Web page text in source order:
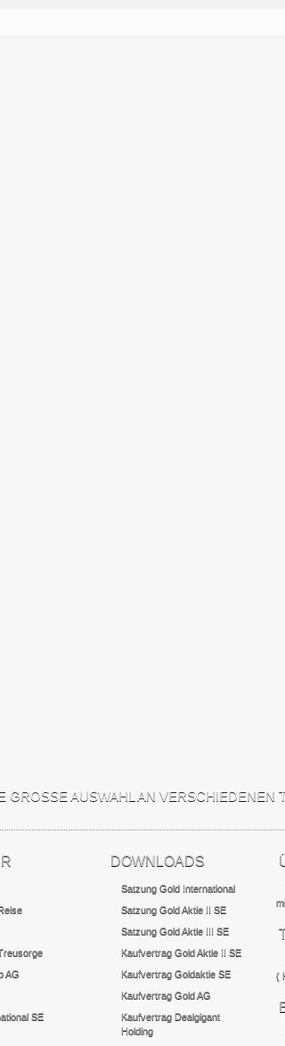
GROSSE AUSWAHL AN VERSCHIEDENEN
AG
SE
DOWNLOADS
Satzung Gold International
Satzung Gold Aktie II SE
Satzung Gold Aktie III SE
Kaufvertrag Gold Aktie II SE
Kaufvertrag Goldaktie SE
Kaufvertrag Gold AG
Kaufvertrag Dealgigant
Holding
(